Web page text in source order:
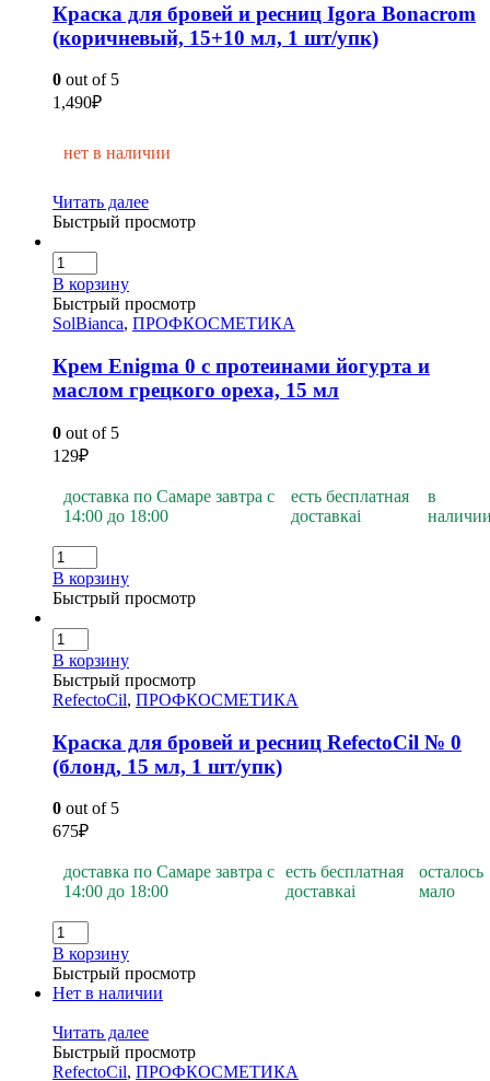
Краска для бровей и ресниц Igora Bonacrom
(коричневый, 15+10 мл, 1 шт/упк)
0 out of 5
1,490₽
нет в наличии
Читать далее
Быстрый просмотр
В корзину
Быстрый просмотр
SolBianca, ПРОФКОСМЕТИКА
Крем Enigma 0 с протеинами йогурта и
маслом грецкого ореха, 15 мл
0 out of 5
129₽
доставка по Самаре завтра с
14:00 до 18:00
есть бесплатная
доставкаi
в
В корзину
Быстрый просмотр
В корзину
Быстрый просмотр
RefectoCil, ПРОФКОСМЕТИКА
Краска для бровей и ресниц RefectoCil № 0
(блонд, 15 мл, 1 шт/упк)
0 out of 5
675₽
доставка по Самаре завтра с
14:00 до 18:00
есть бесплатная
доставкаi
осталось
мало
В корзину
Быстрый просмотр
Нет в наличии
Читать далее
Быстрый просмотр
RefectoCil, ПРОФКОСМЕТИКА